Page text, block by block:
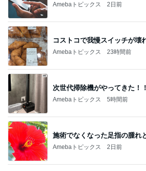
Amebaトピックス 2日前
コストコで我慢スイッチが壊
Amebaトピックス 23時間前
次世代掃除機がやってきた！！
Amebaトピックス 5時間前
施術でなくなった足指の腫れ
Amebaトピックス 2日前